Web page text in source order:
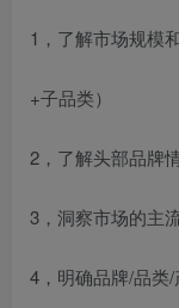
1，了解市场规模
+子品类）
2，了解头部品牌
3，洞察市场的主
4，明确品牌/品类